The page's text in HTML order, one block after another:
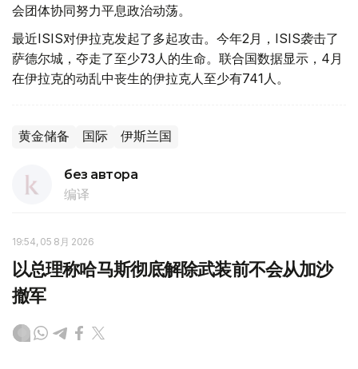
会团体协同努力平息政治动荡。
最近ISIS对伊拉克发起了多起攻击。今年2月，ISIS袭击了
萨德尔城，夺走了至少73人的生命。联合国数据显示，4月
在伊拉克的动乱中丧生的伊拉克人至少有741人。
黄金储备 国际 伊斯兰国
без автора
编译
19:54, 05 8月 2026
以总理称哈马斯彻底解除武装前不会从加沙
撤军